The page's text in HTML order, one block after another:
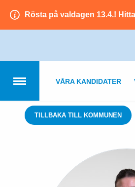
Rösta på valdagen 13.4.!
VÅRA KANDIDATER
TILLBAKA TILL KOMMUNEN